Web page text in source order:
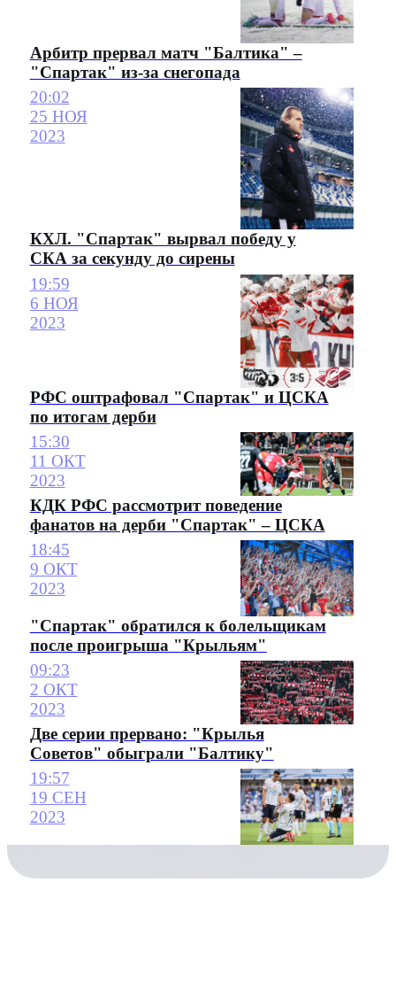
Арбитр прервал матч "Балтика" –
"Спартак" из-за снегопада
20:02
25 НОЯ
2023
КХЛ. "Спартак" вырвал победу у
СКА за секунду до сирены
19:59
6 НОЯ
2023
РФС оштрафовал "Спартак" и ЦСКА
по итогам дерби
15:30
11 ОКТ
2023
КДК РФС рассмотрит поведение
фанатов на дерби "Спартак" – ЦСКА
18:45
9 ОКТ
2023
"Спартак" обратился к болельщикам
после проигрыша "Крыльям"
09:23
2 ОКТ
2023
Две серии прервано: "Крылья
Советов" обыграли "Балтику"
19:57
19 СЕН
2023